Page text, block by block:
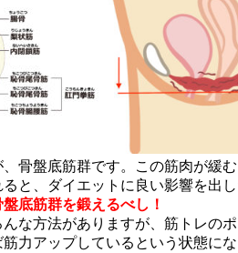
骨盤底筋群です。この筋肉が緩
と、ダイエットに良い影響を出
底筋群を鍛えるべし！
な方法がありますが、筋トレの
力アップしているという状態に